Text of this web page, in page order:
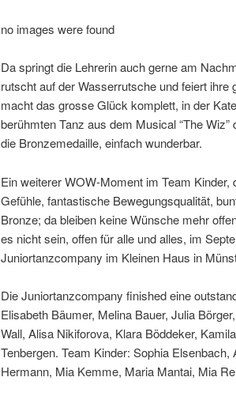
no images were found
Da springt die Lehrerin auch gerne am
rutscht auf der Wasserrutsche und feiert ihre
macht das grosse Glück komplett, in der
berühmten Tanz aus dem Musical “The
die Bronzemedaille, einfach wunderbar.
Ein weiterer WOW-Moment im Team Kinder,
Gefühle, fantastische Bewegungsqualität,
Bronze; da bleiben keine Wünsche mehr
es nicht sein, offen für alle und alles, im
Juniortanzcompany im Kleinen Haus in
Die Juniortanzcompany finished eine
Elisabeth Bäumer, Melina Bauer, Julia
Wall, Alisa Nikiforova, Klara Böddeker,
Tenbergen. Team Kinder: Sophia
Hermann, Mia Kemme, Maria Mantai, Mia